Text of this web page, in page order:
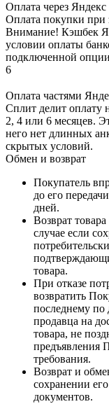
Оплата через
Оплата покупки при
Внимание! Кэшбек
условии оплаты
подключенной
6
Оплата частями
Сплит делит оплату
2, 4 или 6 месяцев.
него нет длинных
скрытых условий.
Обмен и возврат
Покупатель
до его
дней.
Возврат
случае если
товара.
При отказе
возвратить
последнему по
продавца на
товара, не
предъявления
требования.
Возврат и
сохранении
документов.